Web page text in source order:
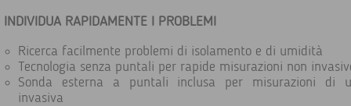
NDIVIDUA RAPIDAMENTE I PROBLEMI
Ricerca facilmente problemi di isolamento e di umidità
Tecnologia senza puntali per rapide misurazioni non
Sonda esterna a puntali inclusa per misurazioni di
invasiva